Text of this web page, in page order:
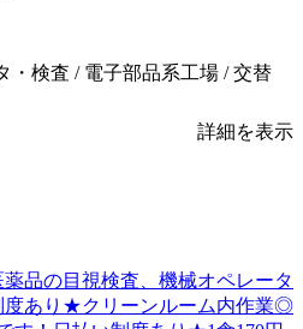
・検査 / 電子部品系工場 / 交替
詳細を表示